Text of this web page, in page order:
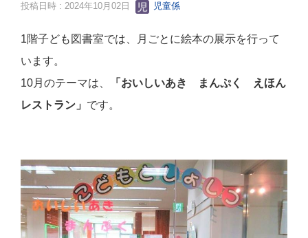
投稿日時 : 2024年10月02日 児童係
1階子ども図書室では、月ごとに絵本の展示を行って
います。
10月のテーマは、
「おいしいあき まんぷく えほん
レストラン 」 です。